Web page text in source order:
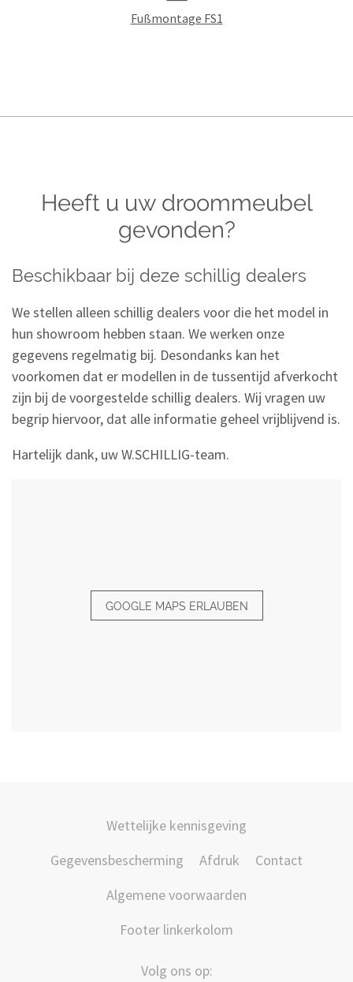
Fußmontage FS1
Heeft u uw droommeubel
gevonden?
Beschikbaar bij deze schillig dealers
We stellen alleen schillig dealers voor die het model in
hun showroom hebben staan. We werken onze
gegevens regelmatig bij. Desondanks kan het
voorkomen dat er modellen in de tussentijd afverkocht
zijn bij de voorgestelde schillig dealers. Wij vragen uw
begrip hiervoor, dat alle informatie geheel vrijblijvend is.
Hartelijk dank, uw W.SCHILLIG-team.
GOOGLE MAPS ERLAUBEN
Wettelijke kennisgeving
Gegevensbescherming
Afdruk
Contact
Algemene voorwaarden
Footer linkerkolom
Volg ons op: